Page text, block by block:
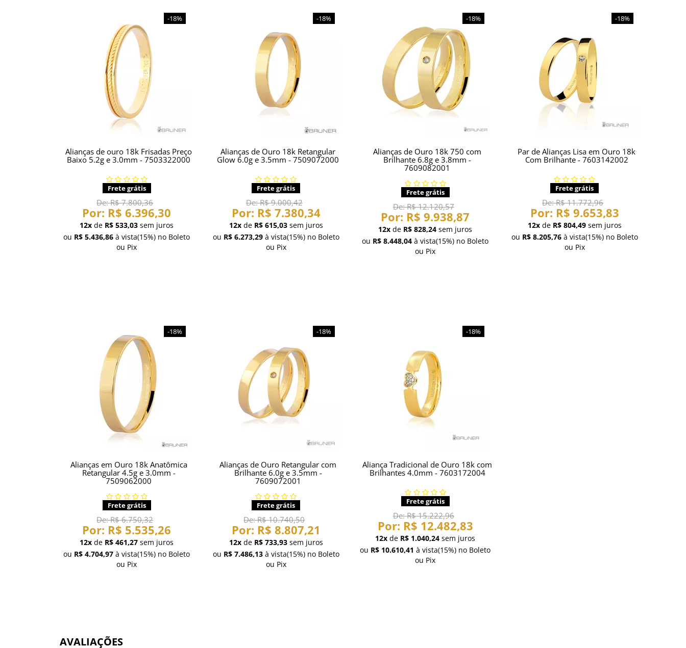
-18%
Alianças de ouro 18k Frisadas Preço
Baixo 5.2g e 3.0mm - 7503322000
Frete grátis
De:R$ 7.800,36
Por: R$ 6.396,30
12x de R$ 533,03 sem juros
ou R$ 5.436,86 à vista(15%) no Boleto
ou Pix
-18%
Alianças de Ouro 18k Retangular
Glow 6.0g e 3.5mm - 7509072000
Frete grátis
De:R$ 9.000,42
Por: R$ 7.380,34
12xde R$ 615,03 sem juros
ou R$ 6.273,29à vista(15%)no Boleto
ou Pix
-18%
Alianças de Ouro 18k 750 com
Brilhante 6.8g e 3.8mm -
7609082001
Frete grátis
De:R$ 12.120,57
Por: R$ 9.938,87
12x de R$ 828,24 sem juros
ou R$ 8.448,04 à vista(15%) no Boleto
ou Pix
-18%
Par de Alianças Lisa em Ouro 18k
Com Brilhante - 7603142002
Frete grátis
De:R$ 11.772,96
Por: R$ 9.653,83
12xde R$ 804,49 sem juros
ou R$ 8.205,76à vista(15%)no Boleto
ou Pix
-18%
Alianças em Ouro 18k Anatômica
Retangular 4.5g e 3.0mm -
7509062000
Frete grátis
De:R$ 6.750,32
Por: R$ 5.535,26
12x de R$ 461,27 sem juros
ou R$ 4.704,97 à vista(15%) no Boleto
ou Pix
-18%
Alianças de Ouro Retangular com
Brilhante 6.0g e 3.5mm -
7609072001
Frete grátis
De:R$ 10.740,50
Por: R$ 8.807,21
12xde R$ 733,93 sem juros
ou R$ 7.486,13à vista(15%)no Boleto
ou Pix
-18%
Aliança Tradicional de Ouro 18k com
Brilhantes 4.0mm - 7603172004
Frete grátis
De:R$ 15.222,96
Por: R$ 12.482,83
12x de R$ 1.040,24 sem juros
ou R$ 10.610,41 à vista(15%) no Boleto
ou Pix
AVALIAÇÕES